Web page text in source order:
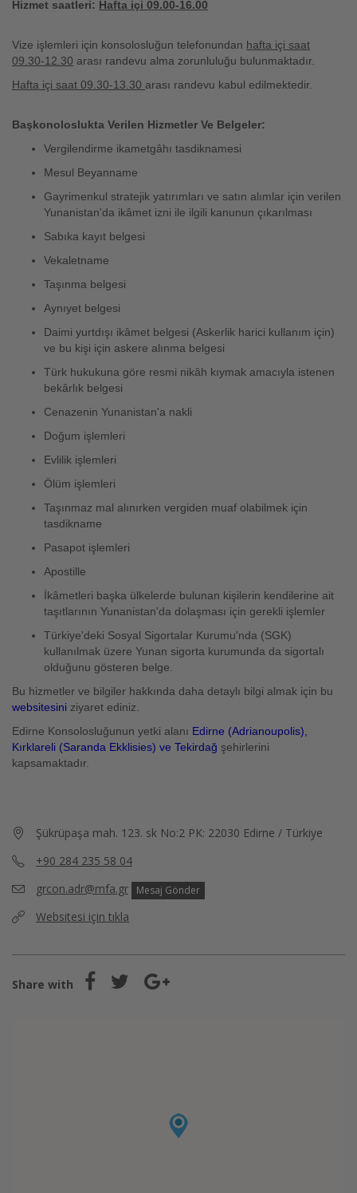
Hizmet saatleri: Hafta içi 09.00-16.00
Vize işlemleri için konsolosluğun telefonundan hafta içi saat
09.30-12.30 arası randevu alma zorunluluğu bulunmaktadır.
Hafta içi saat 09.30-13.30 arası randevu kabul edilmektedir.
Başkonoloslukta Verilen Hizmetler Ve Belgeler:
Vergilendirme ikametgâhı tasdiknamesi
Mesul Beyanname
Gayrimenkul stratejik yatırımları ve satın alımlar için verilen
Yunanistan'da ikâmet izni ile ilgili kanunun çıkarılması
Sabıka kayıt belgesi
Vekaletname
Taşınma belgesi
Aynıyet belgesi
Daimi yurtdışı ikâmet belgesi (Askerlik harici kullanım için)
ve bu kişi için askere alınma belgesi
Türk hukukuna göre resmi nikâh kıymak amacıyla istenen
bekârlık belgesi
Cenazenin Yunanistan'a nakli
Doğum işlemleri
Evlilik işlemleri
Ölüm işlemleri
Taşınmaz mal alınırken vergiden muaf olabilmek için
tasdikname
Pasapot işlemleri
Apostille
İkâmetleri başka ülkelerde bulunan kişilerin kendilerine ait
taşıtlarının Yunanistan'da dolaşması için gerekli işlemler
Türkiye'deki Sosyal Sigortalar Kurumu'nda (SGK)
kullanılmak üzere Yunan sigorta kurumunda da sigortalı
olduğunu gösteren belge.
Bu hizmetler ve bilgiler hakkında daha detaylı bilgi almak için bu
websitesini ziyaret ediniz.
Edirne Konsolosluğunun yetki alanı Edirne (Adrianoupolis),
Kırklareli (Saranda Ekklisies) ve Tekirdağ şehirlerini
kapsamaktadır.
Şükrüpaşa mah. 123. sk No:2 PK: 22030 Edirne / Türkiye
+90 284 235 58 04
grcon.adr@mfa.gr
Mesaj Gönder
Websitesi için tıkla
Share with